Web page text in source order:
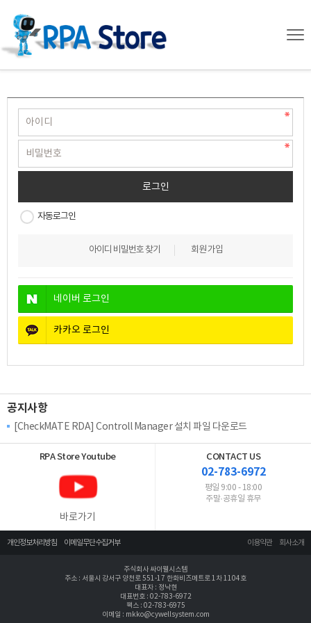
자동로그인
아이디 비밀번호 찾기 회원 가입
네이버 로그인
카카오로그인
공지사항
[CheckMATE RDA] Controll Manager 설치 파일 다운로드
RPA StoreYoutube
바로가기
CONTACT US
02-783-6972
평일 9:00 - 18:00
주말·공휴일 휴무
개인정보처리방침 이메일무단수집거부 이용약관 회사소개
주식회사 싸이웰시스템
주소 : 서울시 강서구 양천로 551-17 한화비즈메트로 1차 1104호
대표자 : 정낙현
대표번호 : 02-783-6972
팩스 : 02-783-6975
이메일 : mkko@cywellsystem.com